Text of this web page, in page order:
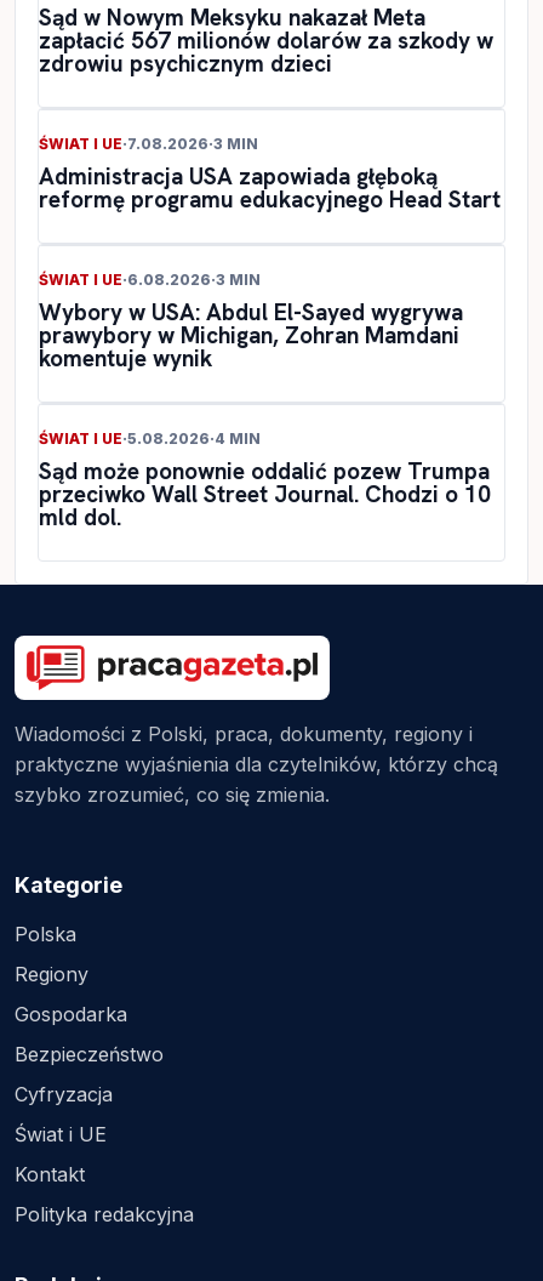
Sąd w Nowym Meksyku nakazał Meta
zapłacić 567 milionów dolarów za szkody w
zdrowiu psychicznym dzieci
ŚWIAT I UE·7.08.2026·3 MIN
Administracja USA zapowiada głęboką
reformę programu edukacyjnego Head Start
ŚWIAT I UE·6.08.2026·3 MIN
Wybory w USA: Abdul El-Sayed wygrywa
prawybory w Michigan, Zohran Mamdani
komentuje wynik
ŚWIAT I UE·5.08.2026·4 MIN
Sąd może ponownie oddalić pozew Trumpa
przeciwko Wall Street Journal. Chodzi o 10
mld dol.
Wiadomości z Polski, praca, dokumenty, regiony i
praktyczne wyjaśnienia dla czytelników, którzy chcą
szybko zrozumieć, co się zmienia.
Kategorie
Polska
Regiony
Gospodarka
Bezpieczeństwo
Cyfryzacja
Świat i UE
Kontakt
Polityka redakcyjna